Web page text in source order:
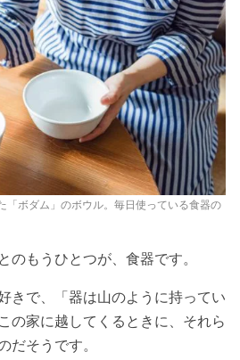
ボダム」のボウル。毎日使っている食器の
のもうひとつが、食器です。
きで、「器は山のように持ってい
の家に越してくるときに、それら
だそうです。